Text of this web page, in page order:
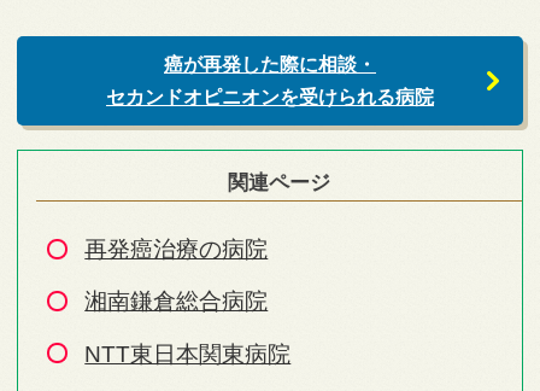
癌が再発した際に相談・
セカンドオピニオンを受けられる病院
関連ページ
再発癌治療の病院
湘南鎌倉総合病院
NTT東日本関東病院